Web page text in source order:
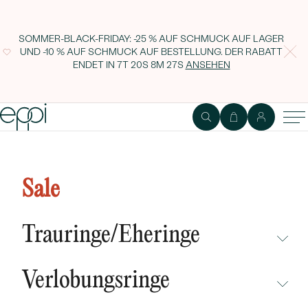
SOMMER-BLACK-FRIDAY: -25 % AUF SCHMUCK AUF LAGER
UND -10 % AUF SCHMUCK AUF BESTELLUNG. DER RABATT
ENDET IN 7T 20S 8M 26SANSEHEN
Sale
Trauringe/Eheringe
NEUHEITEN
Verlobungsringe
Lasea